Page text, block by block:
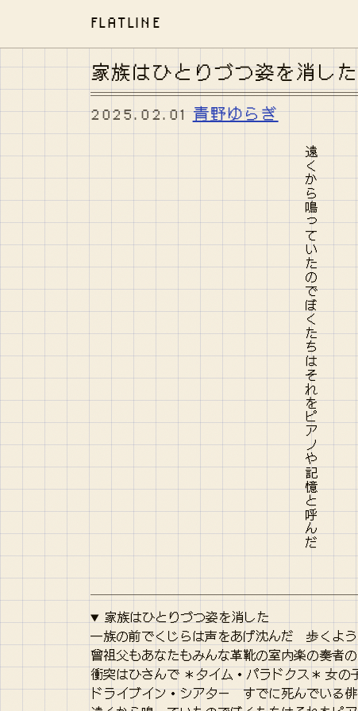
FLATLINE
家族はひとりづつ姿を消した
2025.02.01青野ゆらぎ
遠くから鳴っていたのでぼくたちはそれをピアノや記憶と呼んだ
家族はひとりづつ姿を消した
一族の前でくじらは声をあげ沈んだ 歩くよ
曾祖父もあなたもみんな革靴の室内楽の奏者
衝突はひさんで ＊タイム・パラドクス＊ 女の
ドライブイン・シアター すでに死んでいる